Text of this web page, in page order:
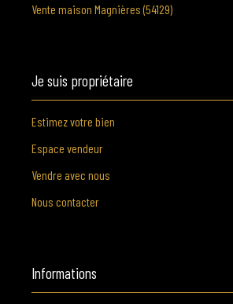
Vente maison Magnières (54129)
Je suis propriétaire
Estimez votre bien
Espace vendeur
Vendre avec nous
Nous contacter
Informations